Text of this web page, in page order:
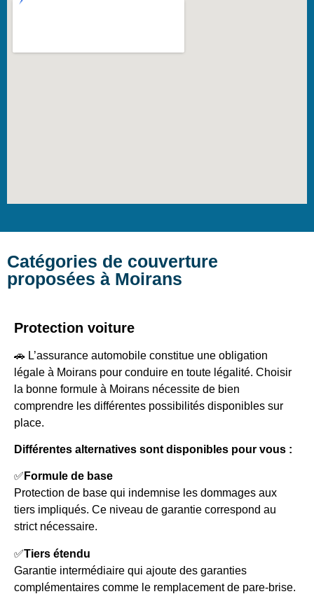
Catégories de couverture
proposées à Moirans
Protection voiture
🚗 L’assurance automobile constitue une obligation
légale à Moirans pour conduire en toute légalité. Choisir
la bonne formule à Moirans nécessite de bien
comprendre les différentes possibilités disponibles sur
place.
Différentes alternatives sont disponibles pour vous :
✅ Formule de base
Protection de base qui indemnise les dommages aux
tiers impliqués. Ce niveau de garantie correspond au
strict nécessaire.
✅Tiers étendu
Garantie intermédiaire qui ajoute des garanties
complémentaires comme le remplacement de pare-brise.